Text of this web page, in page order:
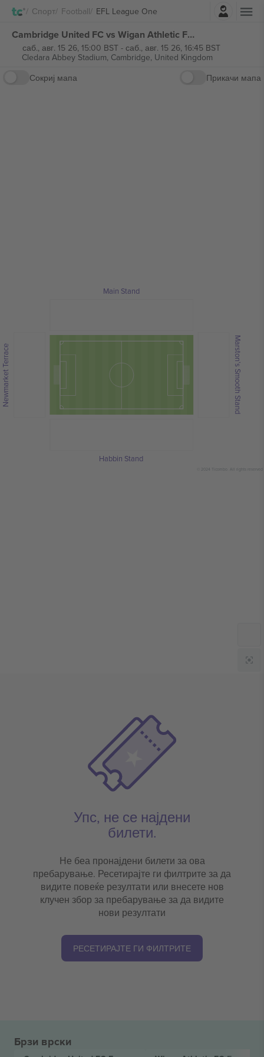
Спорт Football EFL League OneНајави се
Cambridge United FC vs Wigan Athletic FC EFL League One билети
саб., авг. 15 26, 15:00 BST- саб., авг. 15 26, 16:45 BST
Cledara Abbey Stadium, Cambridge, United Kingdom
Сокриј мапа
Прикачи мапа
© 2024 Ticombo. All rights reserved
Main Stand
Marston’s Smooth Stand
Habbin Stand
Newmarket Terrace
Упс, не се најдени
билети.
Не беа пронајдени билети за ова
пребарување. Ресетирајте ги филтрите за да
видите повеќе резултати или внесете нов
клучен збор за пребарување за да видите
нови резултати
РЕСЕТИРАЈТЕ ГИ ФИЛТРИТЕ
Брзи врски